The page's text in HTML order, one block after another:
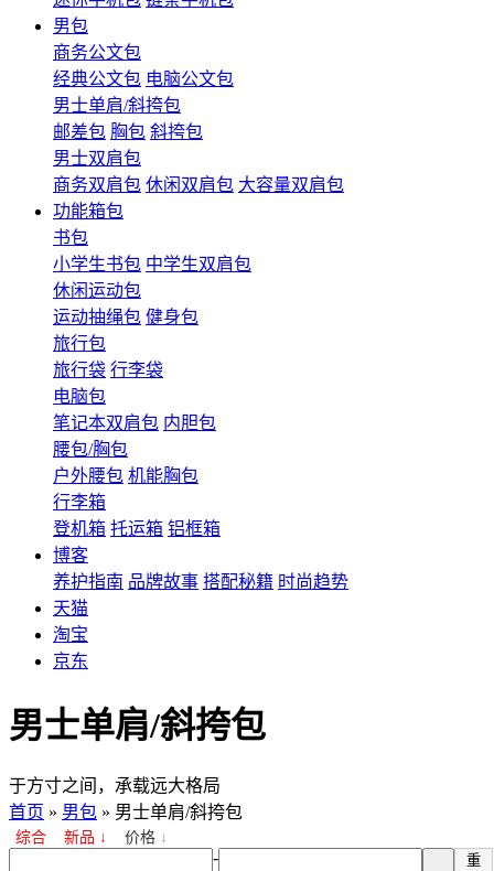
男包
商务公文包
经典公文包 电脑公文包
男士单肩/斜挎包
邮差包 胸包 斜挎包
男士双肩包
商务双肩包 休闲双肩包 大容量双肩包
功能箱包
书包
小学生书包 中学生双肩包
休闲运动包
运动抽绳包 健身包
旅行包
旅行袋 行李袋
电脑包
笔记本双肩包 内胆包
腰包/胸包
户外腰包 机能胸包
行李箱
登机箱 托运箱 铝框箱
博客
养护指南 品牌故事 搭配秘籍 时尚趋势
天猫
淘宝
京东
男士单肩/斜挎包
于方寸之间，承载远大格局
首页 » 男包 » 男士单肩/斜挎包
综合 新品 ↓ 价格 ↓
-
重